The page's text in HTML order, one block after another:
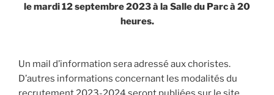
le mardi 12 septembre 2023 à la Salle du Parc à 20
heures.
Un mail d’information sera adressé aux choristes.
D’autres informations concernant les modalités du